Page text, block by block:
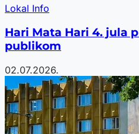
Lokal Info
Hari Mata Hari 4. jula
publikom
02.07.2026.